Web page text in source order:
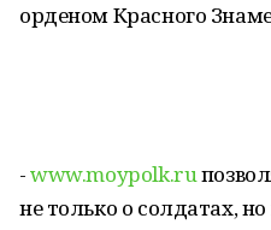
орденом Красного
-www.moypolk.ru
не только о солдатах,